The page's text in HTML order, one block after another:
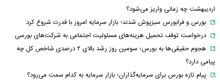
اردیبهشت چه زمانی واریز می‌شود؟
بورس و فرابورس سبزپوش شدند؛ بازار سرمایه امروز با قدرت شروع کرد
درخواست توقف تحمیل هزینه‌های مسئولیت اجتماعی به شرکت‌های بورسی
هجوم حقیقی‌ها به بورس؛ سومین روز رشد بالای ۲ درصدی شاخص کل چه
پیامی دارد؟
پیام تازه بورس برای سرمایه‌گذاران؛ بازار سرمایه به کدام سمت می‌رود؟